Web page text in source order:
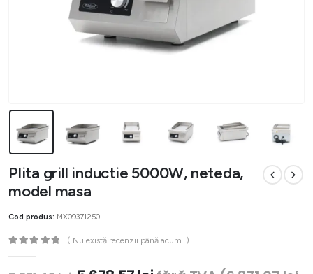
Plita grill inductie 5000W, neteda,
model masa
Cod produs: MX09371250
( Nu există recenzii până acum. )